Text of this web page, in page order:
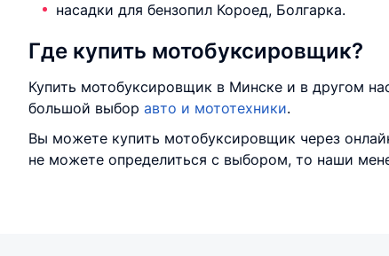
насадки для бензопил Короед, Болгарка.
Где купить мотобуксировщик?
Купить мотобуксировщик в Минске и в другом
большой выбор авто и мототехники.
Вы можете купить мотобуксировщик через
не можете определиться с выбором, то наши